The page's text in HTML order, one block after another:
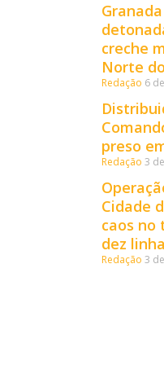
creche
Norte
Redação 6
preso
Redação 3
Cidade
caos no
dez
Redação 3